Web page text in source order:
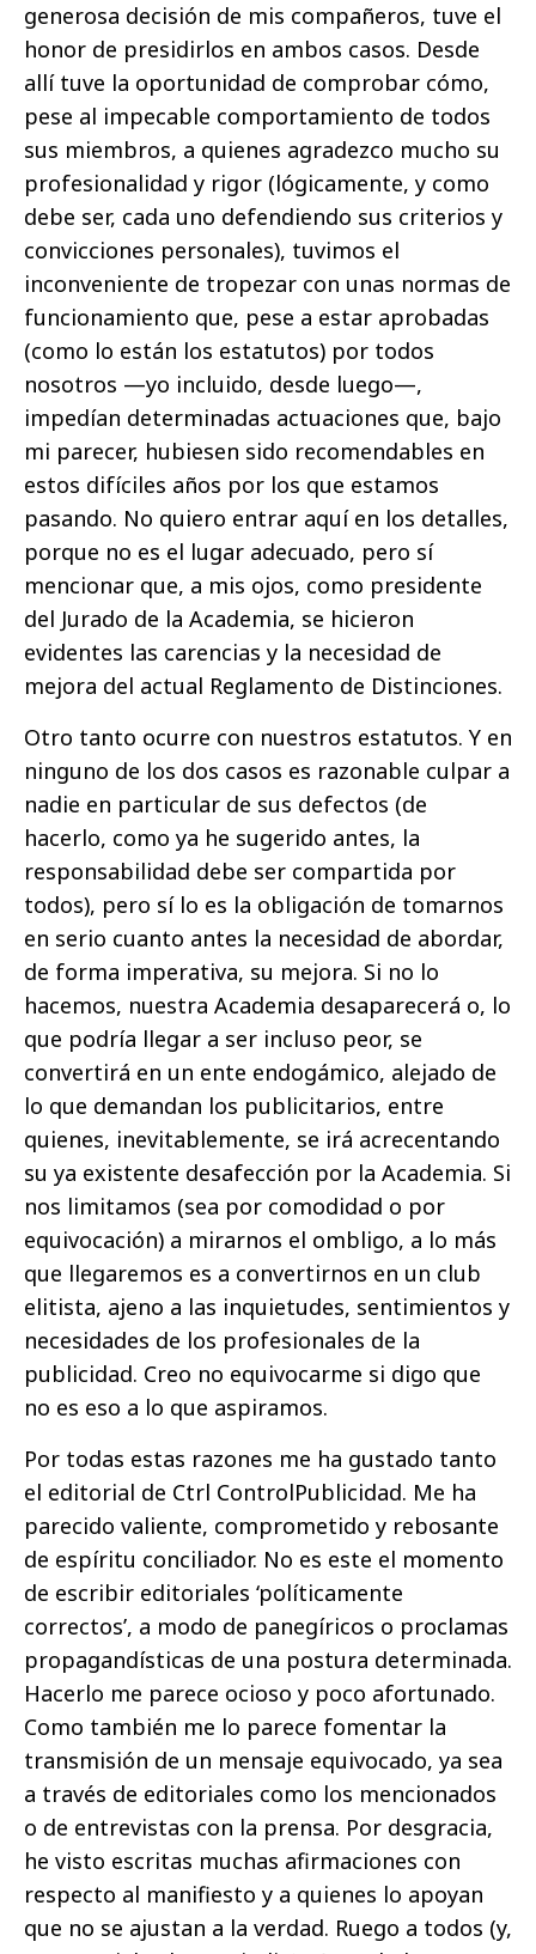
generosa decisión de mis compañeros, tuve el
honor de presidirlos en ambos casos. Desde
allí tuve la oportunidad de comprobar cómo,
pese al impecable comportamiento de todos
sus miembros, a quienes agradezco mucho su
profesionalidad y rigor (lógicamente, y como
debe ser, cada uno defendiendo sus criterios y
convicciones personales), tuvimos el
inconveniente de tropezar con unas normas de
funcionamiento que, pese a estar aprobadas
(como lo están los estatutos) por todos
nosotros —yo incluido, desde luego—,
impedían determinadas actuaciones que, bajo
mi parecer, hubiesen sido recomendables en
estos difíciles años por los que estamos
pasando. No quiero entrar aquí en los detalles,
porque no es el lugar adecuado, pero sí
mencionar que, a mis ojos, como presidente
del Jurado de la Academia, se hicieron
evidentes las carencias y la necesidad de
mejora del actual Reglamento de Distinciones.
Otro tanto ocurre con nuestros estatutos. Y en
ninguno de los dos casos es razonable culpar a
nadie en particular de sus defectos (de
hacerlo, como ya he sugerido antes, la
responsabilidad debe ser compartida por
todos), pero sí lo es la obligación de tomarnos
en serio cuanto antes la necesidad de abordar,
de forma imperativa, su mejora. Si no lo
hacemos, nuestra Academia desaparecerá o, lo
que podría llegar a ser incluso peor, se
convertirá en un ente endogámico, alejado de
lo que demandan los publicitarios, entre
quienes, inevitablemente, se irá acrecentando
su ya existente desafección por la Academia. Si
nos limitamos (sea por comodidad o por
equivocación) a mirarnos el ombligo, a lo más
que llegaremos es a convertirnos en un club
elitista, ajeno a las inquietudes, sentimientos y
necesidades de los profesionales de la
publicidad. Creo no equivocarme si digo que
no es eso a lo que aspiramos.
Por todas estas razones me ha gustado tanto
el editorial de Ctrl ControlPublicidad. Me ha
parecido valiente, comprometido y rebosante
de espíritu conciliador. No es este el momento
de escribir editoriales ‘políticamente
correctos’, a modo de panegíricos o proclamas
propagandísticas de una postura determinada.
Hacerlo me parece ocioso y poco afortunado.
Como también me lo parece fomentar la
transmisión de un mensaje equivocado, ya sea
a través de editoriales como los mencionados
o de entrevistas con la prensa. Por desgracia,
he visto escritas muchas afirmaciones con
respecto al manifiesto y a quienes lo apoyan
que no se ajustan a la verdad. Ruego a todos (y,